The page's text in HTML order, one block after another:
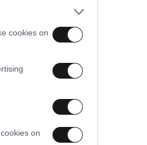
cookies on
on